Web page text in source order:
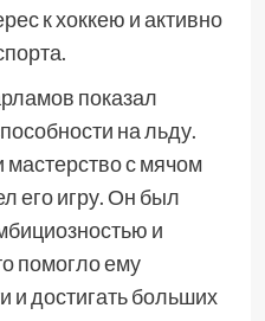
к хоккею и активно
показал
на льду.
мастерство с мячом
его игру. Он был
и
помогло ему
и достигать больших